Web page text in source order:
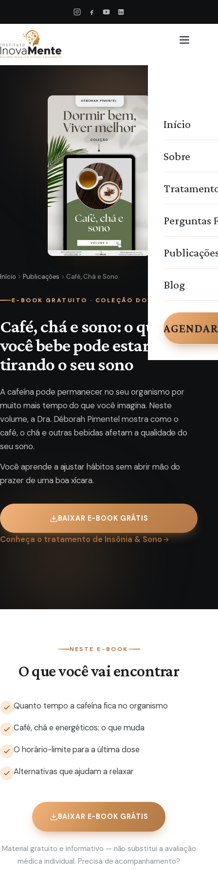
Início
Sobre
Perguntas
Blog
Início Publicações Café, Chá e Sono
E-BOOK GRATUITO · COLEÇÃO DORMIR BEM
Café, chá e sono: o que
você bebe pode estar
tirando o seu sono
A cafeína pode permanecer no seu organismo por
muito mais tempo do que você imagina. Neste
volume, a Dra. Déborah Pimentel mostra como o
café, o chá e outras bebidas afetam a qualidade do
seu sono.
Você aprende a ajustar hábitos sem abrir mão do
prazer de uma boa xícara.
BAIXAR E-BOOK GRÁTIS
Conheça o tratamento de Insônia & Sono
NESTE E-BOOK
O que você vai encontrar
Quanto tempo a cafeína fica no organismo
Café, chá e energéticos: o que muda
O horário-limite para a última dose
Alternativas que ajudam a relaxar
BAIXAR E-BOOK GRÁTIS
Material gratuito e informativo — não substitui a avaliação
médica individual. Precisa de acompanhamento?